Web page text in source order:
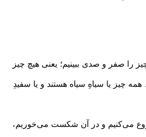
صفر و صدی ببینیم؛ یعنی هیچ چیز
چیز یا سیاهِ سیاه هستند و یا سفیدِ
می‌کنیم و در آن شکست می‌خوریم،